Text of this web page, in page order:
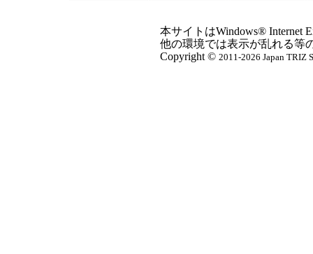
本サイトはWindows® Internet
他の環境では表示が乱れる等
Copyright © 2011-2026 Japan TRIZ